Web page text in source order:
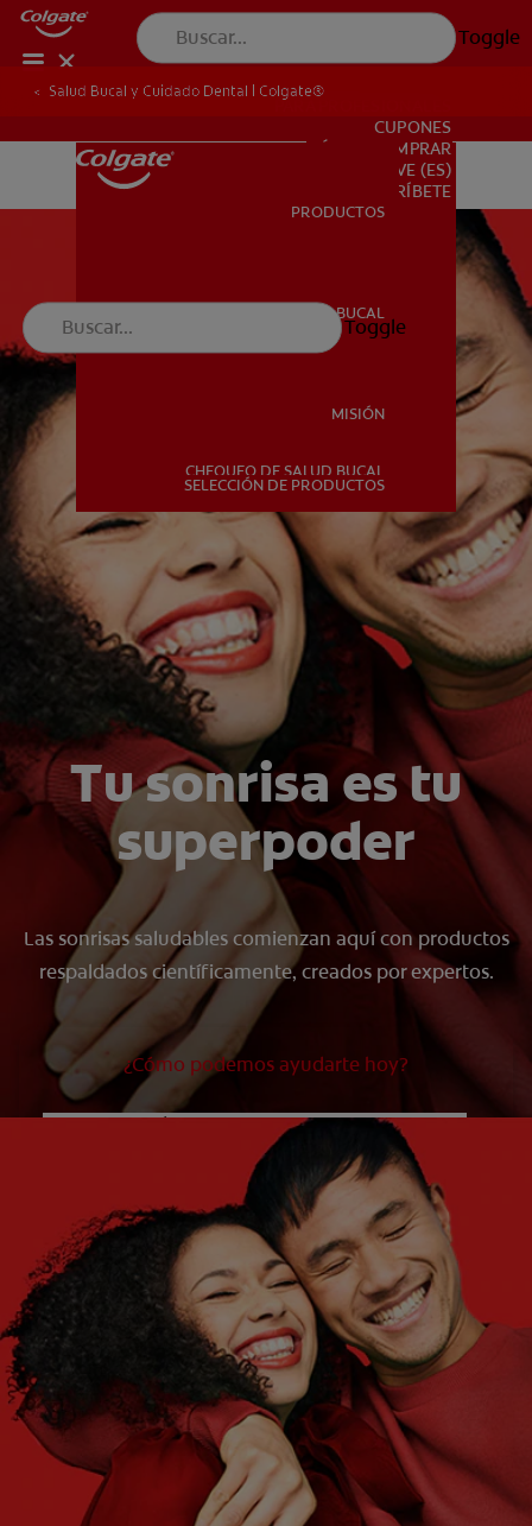
Toggle
PRODUCTOS
SALUD BUCAL
MISIÓN
CHEQUEO DE SALUD BUCAL
SELECCIÓN DE PRODUCTOS
PARA PROFESIONALES
CUPONES
DÓNDE COMPRAR
VE (ES)
SUSCRÍBETE
PARA PROFESIONALES
CUPONES
DÓNDE COMPRAR
VE (ES)
SUSCRÍBETE
PRODUCTOS
SALUD BUCAL
MISIÓN
CHEQUEO DE SALUD BUCAL
SELECCIÓN DE PRODUCTOS
Toggle
Salud Bucal y Cuidado Dental | Colgate®
Tu sonrisa es tu
superpoder
Las sonrisas saludables comienzan aquí con productos
respaldados científicamente, creados por expertos.
¿Cómo podemos ayudarte hoy?
¿QUÉ ES LO QUE NECESITAS?
¿CUÁLES SON TUS OBJETIVOS?
Elige una opción
Empezar